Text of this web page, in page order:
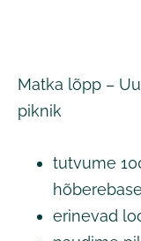
Matka lõpp –
piknik
tutvume
erinevad